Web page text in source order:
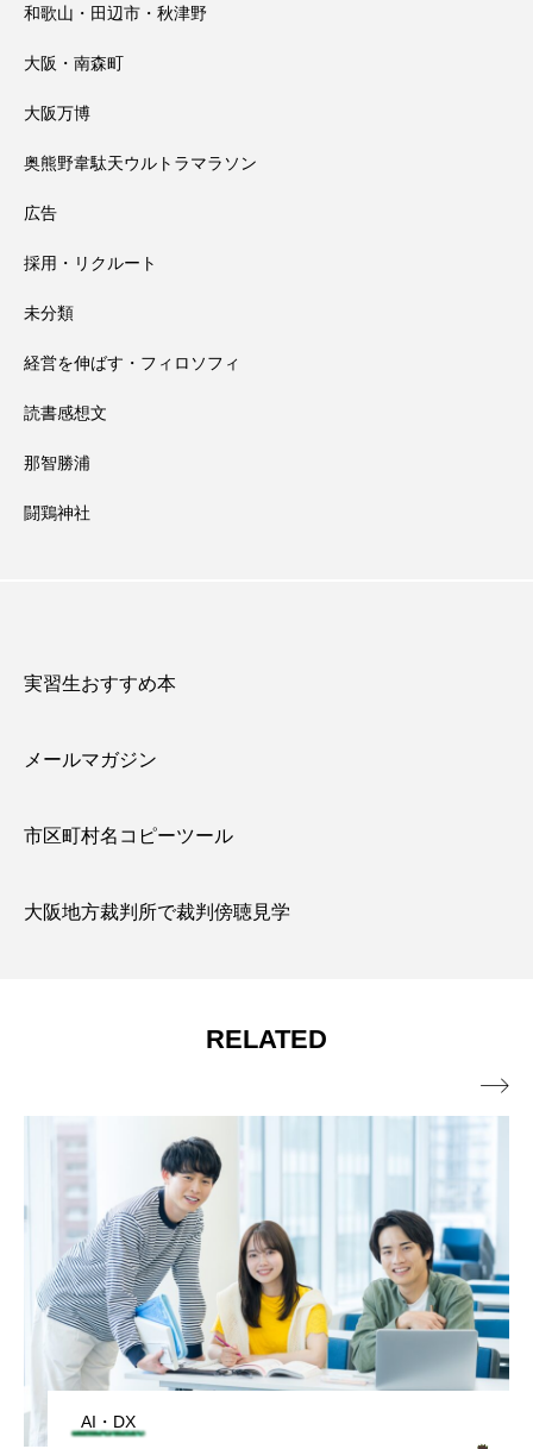
和歌山・田辺市・秋津野
大阪・南森町
大阪万博
奥熊野韋駄天ウルトラマラソン
広告
採用・リクルート
未分類
経営を伸ばす・フィロソフィ
読書感想文
那智勝浦
闘鶏神社
実習生おすすめ本
メールマガジン
市区町村名コピーツール
大阪地方裁判所で裁判傍聴見学
RELATED
AI・DX
